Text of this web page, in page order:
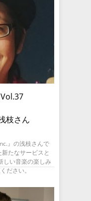
さん
』の浅枝さんで
たなサービスと
しい音楽の楽しみ
ださい。